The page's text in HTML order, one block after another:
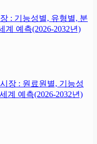
: 기능성별, 유형별, 분
계 예측(2026-2032년)
장 : 원료원별, 기능성
계 예측(2026-2032년)